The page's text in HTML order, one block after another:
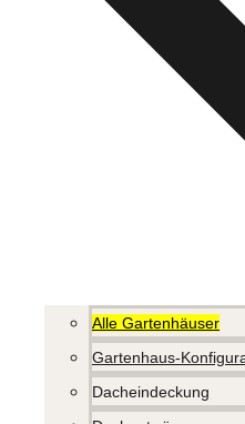
Alle Gartenhäuser
Gartenhaus-
Dacheindeckung